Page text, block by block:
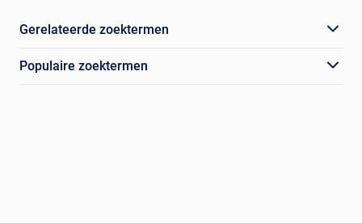
Gerelateerde zoektermen
Populaire zoektermen